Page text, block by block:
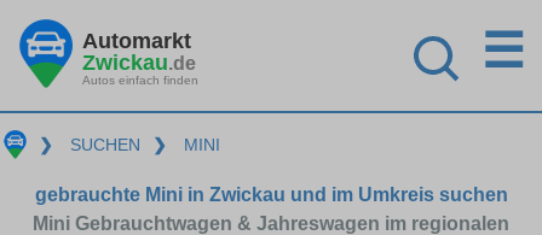
Automarkt
Zwickau.de
Autos einfach finden
☰
❯ SUCHEN ❯ MINI
gebrauchte Mini in Zwickau und im Umkreis suchen
Mini Gebrauchtwagen & Jahreswagen im regionalen